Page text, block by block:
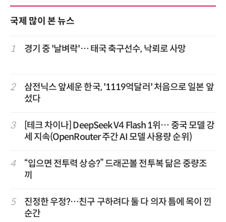
국제 많이 본 뉴스
1 경기 중 '날벼락'… 태국 축구선수, 낙뢰로 사망
2
삼전닉스 앞세운 한국, '1119억달러' 처음으로 일본 앞
섰다
3
[테크 차이나] DeepSeek V4 Flash 1위… 중국 모델 강
세 지속(OpenRouter 주간 AI 모델 사용량 순위)
4
“입으면 전투력 상승?” 드래곤볼 전투복 닮은 중량조
끼
5
진정한 우정?…친구 구하려다 둘 다 의자 틈에 목이 낀
순간